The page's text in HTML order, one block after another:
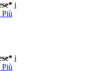
i
Più
i
Più